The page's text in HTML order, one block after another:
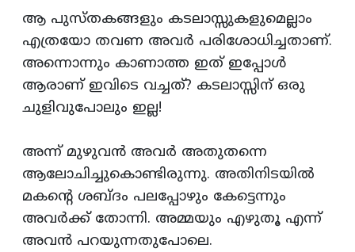
ആ പുസ്‌തകങ്ങളും കടലാസ്സുകളുമെല്ലാം
എത്രയോ തവണ അവര്‍ പരിശോധിച്ചതാണ്‌.
അന്നൊന്നും കാണാത്ത ഇത്‌ ഇപ്പോള്‍
ആരാണ്‌ ഇവിടെ വച്ചത്‌? കടലാസ്സിന്‌ ഒരു
ചുളിവുപോലും ഇല്ല!
അന്ന്‌ മുഴുവന്‍ അവര്‍ അതുതന്നെ
ആലോചിച്ചുകൊണ്ടിരുന്നു. അതിനിടയില്‍
മകന്‍റെ ശബ്ദം പലപ്പോഴും കേട്ടെന്നും
അവര്‍ക്ക്‌ തോന്നി. അമ്മയും എഴുതൂ എന്ന്‌
അവന്‍ പറയുന്നതുപോലെ.